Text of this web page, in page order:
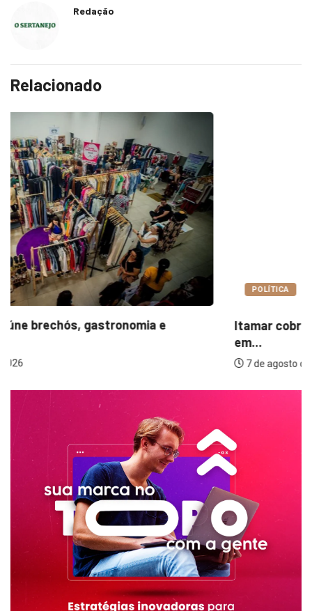
Redação
Relacionado
POLÍTICA
Itamar cobra prazo para melhorias estruturais